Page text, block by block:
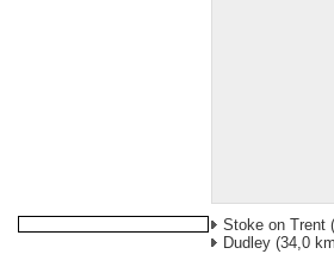
Stoke on Trent
Dudley (34,0